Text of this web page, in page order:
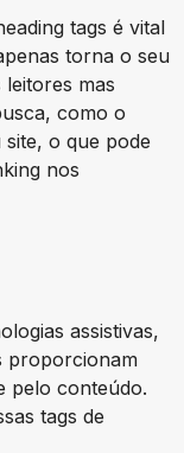
tags é vital
torna o seu
mas
como o
o que pode
nos
assistivas,
proporcionam
pelo conteúdo.
tags de